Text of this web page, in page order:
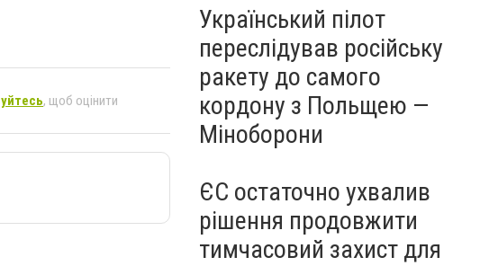
, щоб оцінити
Український пілот
переслідував російську
ракету до самого
кордону з Польщею —
Міноборони
ЄС остаточно ухвалив
рішення продовжити
тимчасовий захист для